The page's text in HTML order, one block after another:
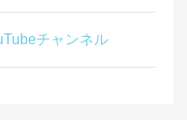
チャンネル